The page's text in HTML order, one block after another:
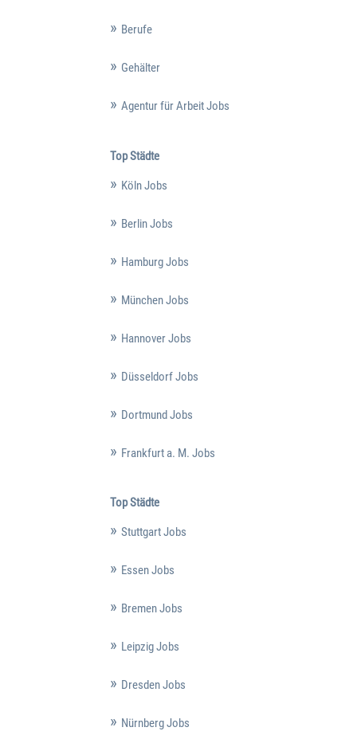
Berufe
Gehälter
Agentur für Arbeit Jobs
Top Städte
Köln Jobs
Berlin Jobs
Hamburg Jobs
München Jobs
Hannover Jobs
Düsseldorf Jobs
Dortmund Jobs
Frankfurt a. M. Jobs
Top Städte
Stuttgart Jobs
Essen Jobs
Bremen Jobs
Leipzig Jobs
Dresden Jobs
Nürnberg Jobs